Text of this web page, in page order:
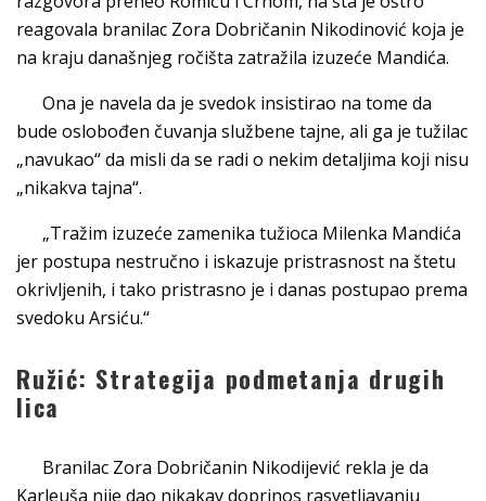
reagovala branilac Zora Dobričanin Nikodinović koja je
na kraju današnjeg ročišta zatražila izuzeće Mandića.
Ona je navela da je svedok insistirao na tome da
bude oslobođen čuvanja službene tajne, ali ga je tužilac
„navukao“ da misli da se radi o nekim detaljima koji nisu
„nikakva tajna“.
„Tražim izuzeće zamenika tužioca Milenka Mandića
jer postupa nestručno i iskazuje pristrasnost na štetu
okrivljenih, i tako pristrasno je i danas postupao prema
svedoku Arsiću.“
Ružić: Strategija podmetanja drugih
lica
Branilac Zora Dobričanin Nikodijević rekla je da
Karleuša nije dao nikakav doprinos rasvetljavanju